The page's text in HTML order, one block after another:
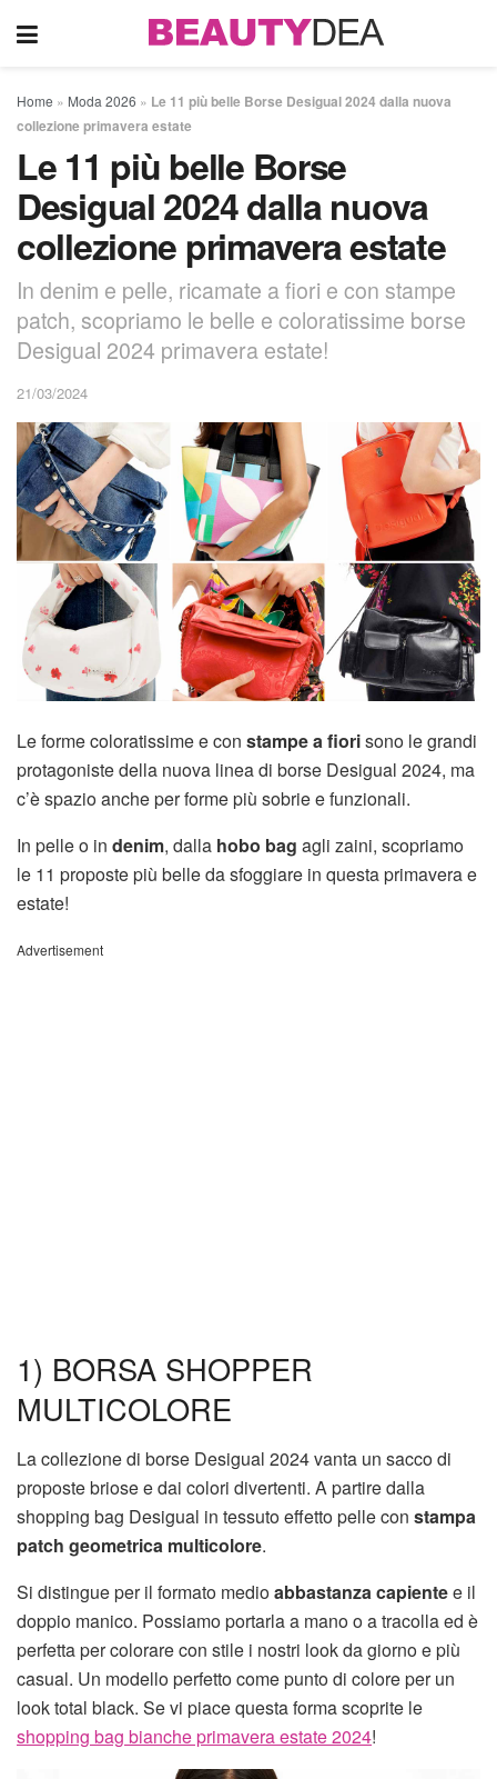
Home » Moda 2026 » Le 11 più belle Borse Desigual 2024 dalla nuova
collezione primavera estate
Le 11 più belle Borse
Desigual 2024 dalla nuova
collezione primavera estate
In denim e pelle, ricamate a fiori e con stampe
patch, scopriamo le belle e coloratissime borse
Desigual 2024 primavera estate!
21/03/2024
Le forme coloratissime e con stampe a fiorisono le grandi
protagoniste della nuova linea di borse Desigual 2024, ma
c’è spazio anche per forme più sobrie e funzionali.
In pelle o in denim, dalla hobo bag agli zaini, scopriamo
le 11 proposte più belle da sfoggiare in questa primavera e
estate!
Advertisement
1) BORSA SHOPPER
MULTICOLORE
La collezione di borse Desigual 2024 vanta un sacco di
proposte briose e dai colori divertenti. A partire dalla
shopping bag Desigual in tessuto effetto pelle con stampa
patch geometrica multicolore.
Si distingue per il formato medioabbastanza capientee il
doppio manico. Possiamo portarla a mano o a tracolla ed è
perfetta per colorare con stile i nostri look da giorno e più
casual. Un modello perfetto come punto di colore per un
look total black. Se vi piace questa forma scoprite le
shopping bag bianche primavera estate 2024!